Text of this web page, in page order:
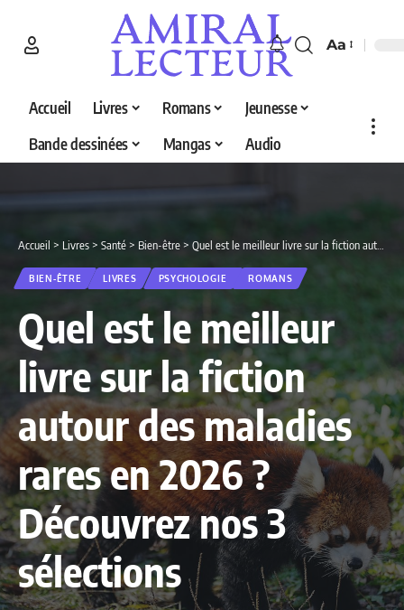
Aa
Accueil Livres Romans
Jeunesse
Bande dessinées
Mangas Audio
Accueil > Livres> Santé> Bien-être> Quel est le meilleur livre sur la fiction autour des maladies rares en 2026 ? Découvrez nos 3 sélections
BIEN-ÊTRE LIVRES PSYCHOLOGIE ROMANS
Quel est le meilleur
livre sur la fiction
autour des maladies
rares en 2026 ?
Découvrez nos 3
sélections